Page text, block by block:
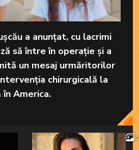
a anunțat, cu lacrimi
să între în operație și a
un mesaj urmăritorilor
chirurgicală la
în America.